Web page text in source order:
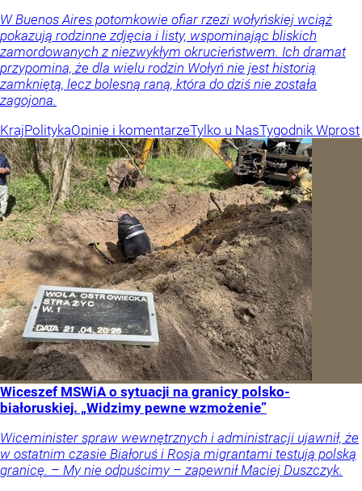
W Buenos Aires potomkowie ofiar rzezi wołyńskiej wciąż
pokazują rodzinne zdjęcia i listy, wspominając bliskich
zamordowanych z niezwykłym okrucieństwem. Ich dramat
przypomina, że dla wielu rodzin Wołyń nie jest historią
zamkniętą, lecz bolesną raną, która do dziś nie została
zagojona.
KrajPolitykaOpinie i komentarzeTylko u NasTygodnik Wprost
Wiceszef MSWiA o sytuacji na granicy polsko-
białoruskiej. „Widzimy pewne wzmożenie”
Wiceminister spraw wewnętrznych i administracji ujawnił, że
w ostatnim czasie Białoruś i Rosja migrantami testują polską
granicę. – My nie odpuścimy – zapewnił Maciej Duszczyk.